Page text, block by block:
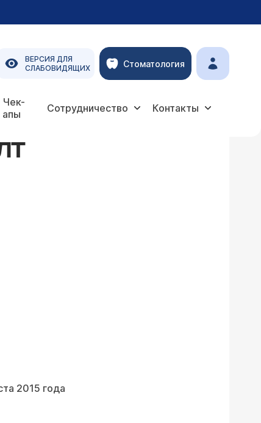
ВЕРСИЯ ДЛЯ
СЛАБОВИДЯЩИХ
Стоматология
Чек-
апы
Сотрудничество Контакты
2015 года